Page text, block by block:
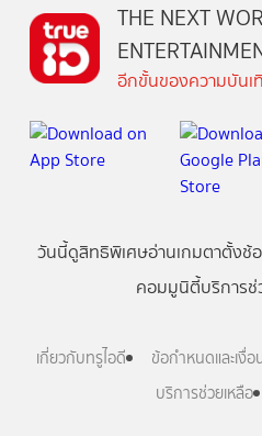
THE NEXT
อีกขั้นของความบันเ
วันนี้ดูสิทธิพิเศษอ่านเกมตาตั้งช้
คอมมูนิตี้บริการช่
เกี่ยวกับทรูไอดี ข้อกำหนดและเงื่อ
บริการช่วยเหลือ